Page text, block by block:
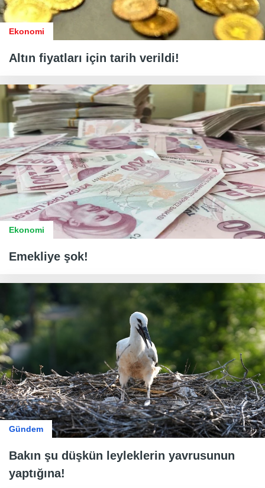
Ekonomi
Altın fiyatları için tarih verildi!
Ekonomi
Emekliye şok!
Gündem
Bakın şu düşkün leyleklerin yavrusunun
yaptığına!